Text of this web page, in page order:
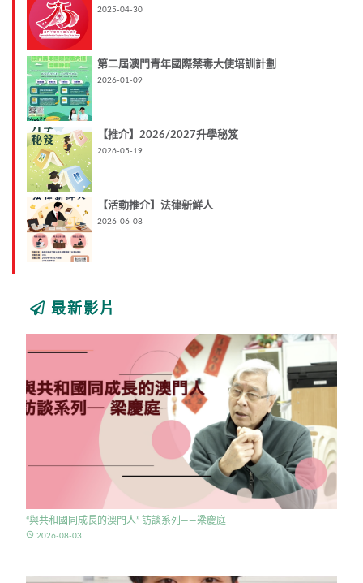
2025-04-30
第二屆澳門青年國際禁毒大使培訓計劃
2026-01-09
【推介】2026/2027升學秘笈
2026-05-19
【活動推介】法律新鮮人
2026-06-08
最新影片
“與共和國同成長的澳門人” 訪談系列——梁慶庭
access_time 2026-08-03